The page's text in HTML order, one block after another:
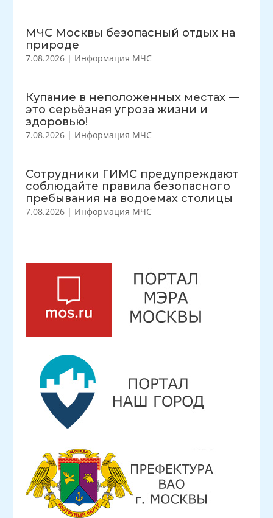
МЧС Москвы безопасный отдых на
природе
7.08.2026 | Информация МЧС
Купание в неположенных местах —
это серьёзная угроза жизни и
здоровью!
7.08.2026 | Информация МЧС
Сотрудники ГИМС предупреждают
соблюдайте правила безопасного
пребывания на водоемах столицы
7.08.2026 | Информация МЧС